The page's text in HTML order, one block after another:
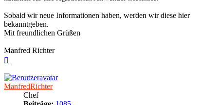
Sobald wir neue Informationen haben, werden wir diese hier
bekanntgeben.
Mit freundlichen Grüßen
Manfred Richter
ManfredRichter
Chef